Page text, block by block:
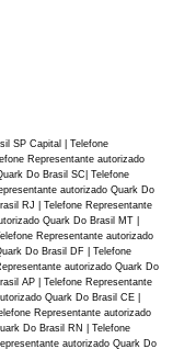
SP Capital | Telefone
Representante autorizado
Do Brasil SC| Telefone
autorizado Quark Do
RJ | Telefone Representante
Quark Do Brasil MT |
Representante autorizado
Do Brasil DF | Telefone
autorizado Quark Do
AP | Telefone Representante
Quark Do Brasil CE |
Representante autorizado
Do Brasil RN | Telefone
autorizado Quark Do